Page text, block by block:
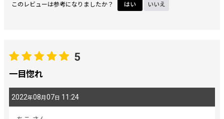
このレビューは参考になりましたか？ はい いいえ
5
一目惚れ
2022年08月 07 日 11:24